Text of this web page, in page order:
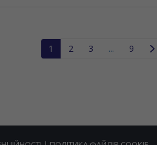
1 2 3 ... 9